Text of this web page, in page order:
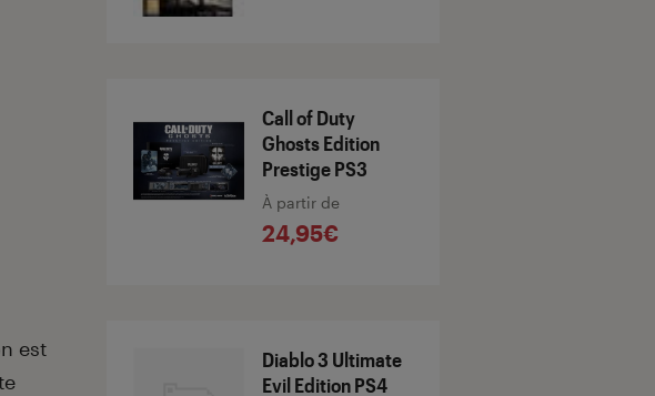
est
Call of Duty
Ghosts Edition
Prestige PS3
À partir de
24,95€
Diablo 3 Ultimate
Evil Edition PS4